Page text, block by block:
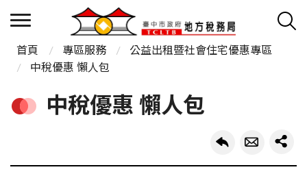
首頁 專區服務
公益出租暨社會住宅優惠專區
中稅優惠 懶人包
中稅優惠 懶人包